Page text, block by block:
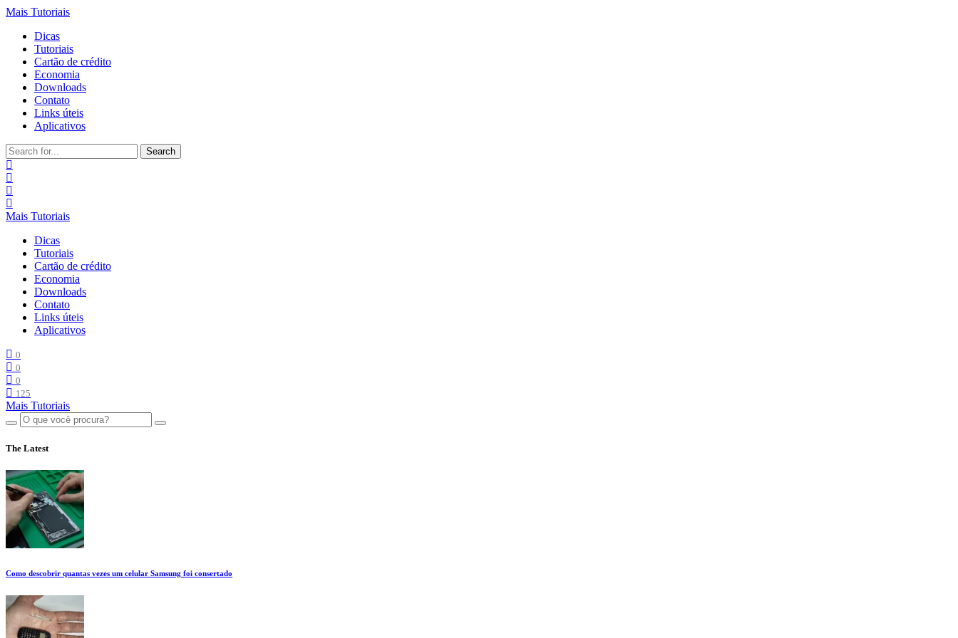
Mais Tutoriais
Dicas
Tutoriais
Cartão de crédito
Economia
Downloads
Contato
Links úteis
Aplicativos
Search
for:
Mais Tutoriais
Dicas
Tutoriais
Cartão de crédito
Economia
Downloads
Contato
Links úteis
Aplicativos
0
0
0
125
Mais Tutoriais
The Latest
Como descobrir quantas vezes um celular Samsung foi consertado